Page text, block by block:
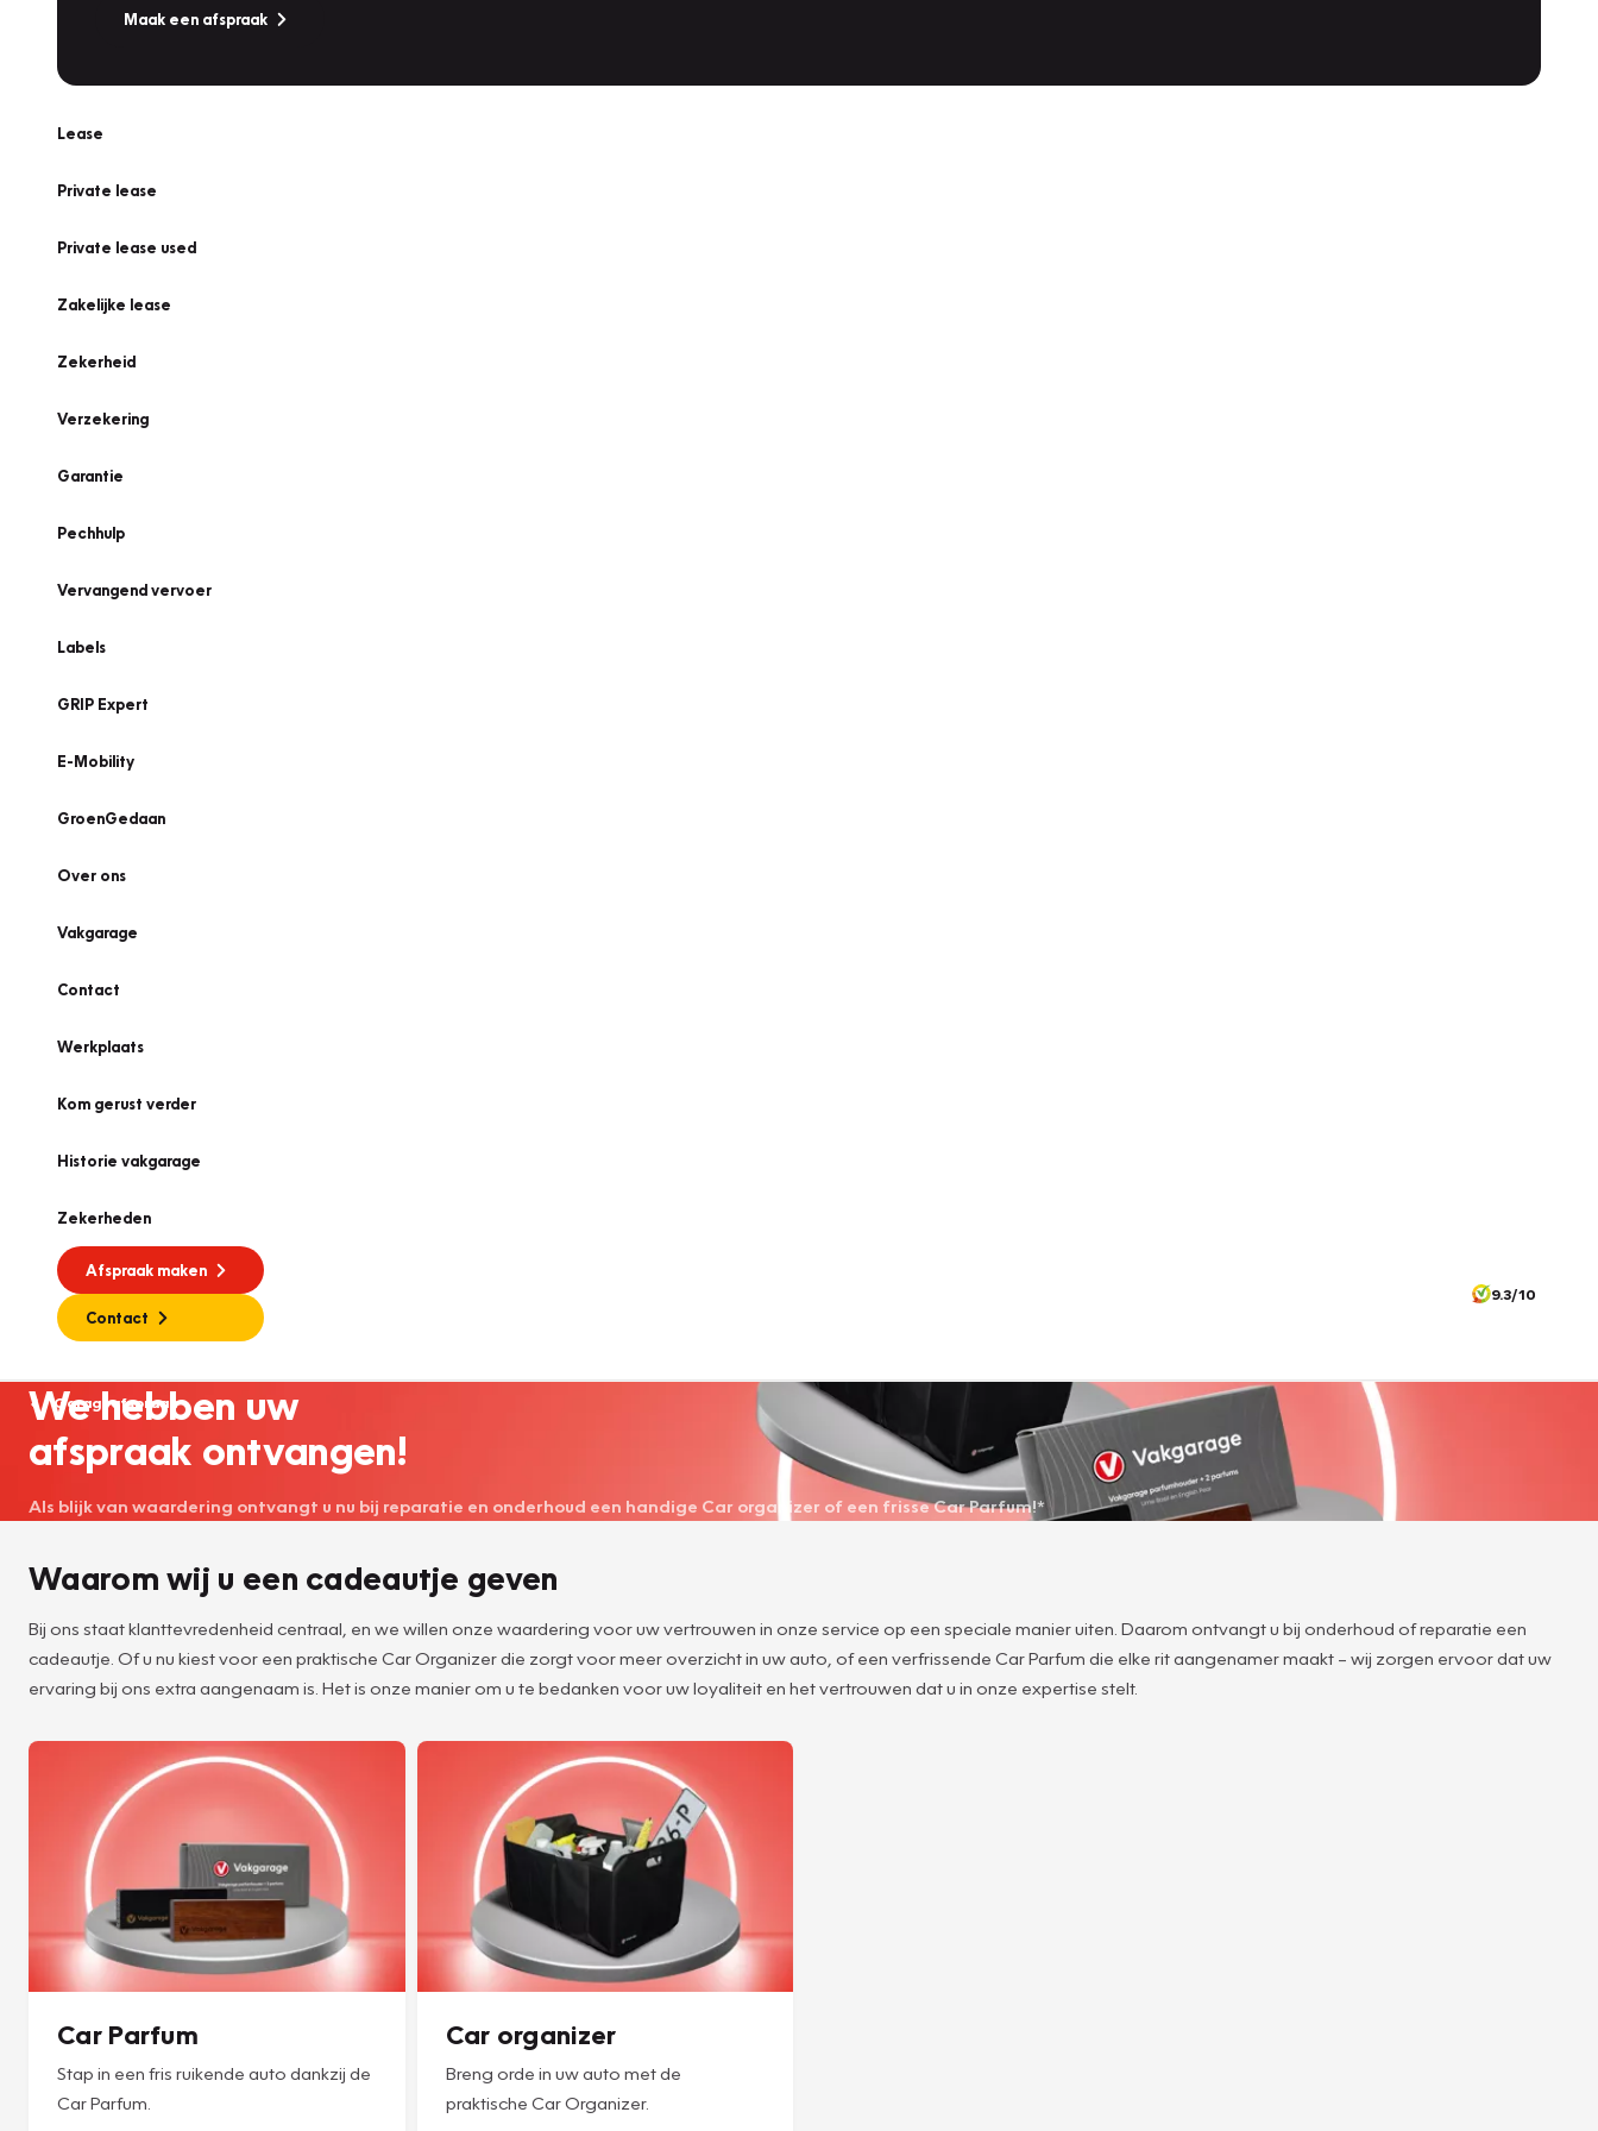
Maak een afspraak
Lease
Private lease
Private lease used
Zakelijke lease
Zekerheid
Verzekering
Garantie
Pechhulp
Vervangend vervoer
Labels
GRIP Expert
E-Mobility
GroenGedaan
Over ons
Vakgarage
Contact
Werkplaats
Kom gerust verder
Historie vakgarage
Zekerheden
Afspraak maken
Contact
9.3/10
Garageafspraak
We hebben uw
afspraak ontvangen!
Als blijk van waardering ontvangt u nu bij reparatie en onderhoud een handige Car organizer of een frisse Car Parfum!*
Waarom wij u een cadeautje geven
Bij ons staat klanttevredenheid centraal, en we willen onze waardering voor uw vertrouwen in onze service op een speciale manier uiten. Daarom ontvangt u bij onderhoud of reparatie een
cadeautje. Of u nu kiest voor een praktische Car Organizer die zorgt voor meer overzicht in uw auto, of een verfrissende Car Parfum die elke rit aangenamer maakt – wij zorgen ervoor dat uw
ervaring bij ons extra aangenaam is. Het is onze manier om u te bedanken voor uw loyaliteit en het vertrouwen dat u in onze expertise stelt.
Car Parfum
Stap in een fris ruikende auto dankzij de
Car Parfum.
Car organizer
Breng orde in uw auto met de
praktische Car Organizer.